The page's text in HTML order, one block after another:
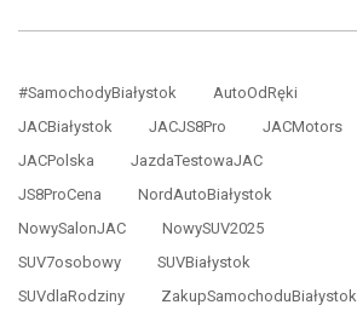
#SamochodyBiałystok
AutoOdRęki
JACBiałystok
JACJS8Pro
JACMotors
JACPolska
JazdaTestowaJAC
JS8ProCena
NordAutoBiałystok
NowySalonJAC
NowySUV2025
SUV7osobowy
SUVBiałystok
SUVdlaRodziny
ZakupSamochoduBiałystok